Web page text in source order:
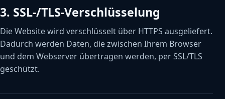
3. SSL-/TLS-Verschlüsselung
Die Website wird verschlüsselt über HTTPS ausgeliefert.
Dadurch werden Daten, die zwischen Ihrem Browser
und dem Webserver übertragen werden, per SSL/TLS
geschützt.